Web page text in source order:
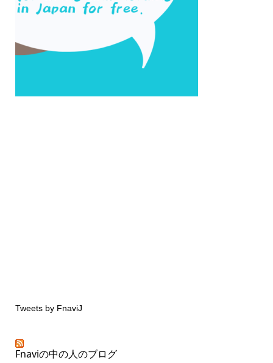
Tweets by FnaviJ
Fnaviの中の人のブログ